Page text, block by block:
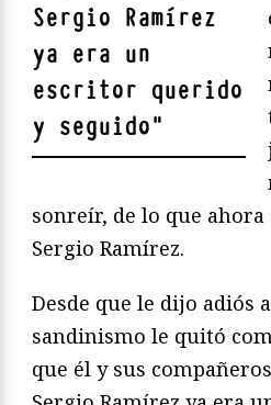
Sergio Ramírez
ya era un
escritor querido
y seguido"
sonreír, de lo que
Sergio Ramírez.
Desde que le dijo adiós
sandinismo le quitó
que él y sus